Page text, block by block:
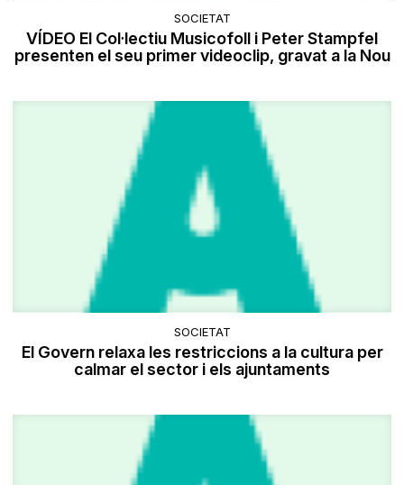
SOCIETAT
VÍDEO El Col·lectiu Musicofoll i Peter Stampfel
presenten el seu primer videoclip, gravat a la Nou
SOCIETAT
El Govern relaxa les restriccions a la cultura per
calmar el sector i els ajuntaments